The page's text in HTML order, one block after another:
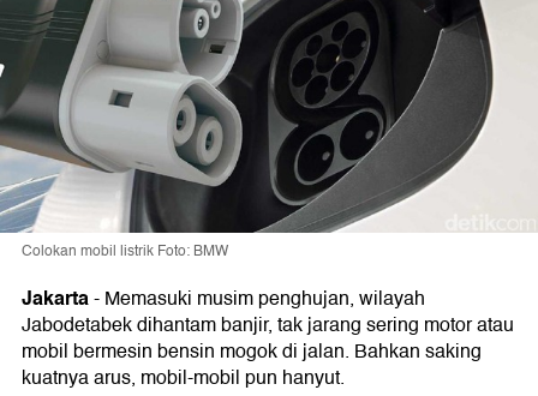
Colokan mobil listrik Foto: BMW
Jakarta- Memasuki musim penghujan, wilayah
Jabodetabek dihantam banjir, tak jarang sering motor atau
mobil bermesin bensin mogok di jalan. Bahkan saking
kuatnya arus, mobil-mobil pun hanyut.